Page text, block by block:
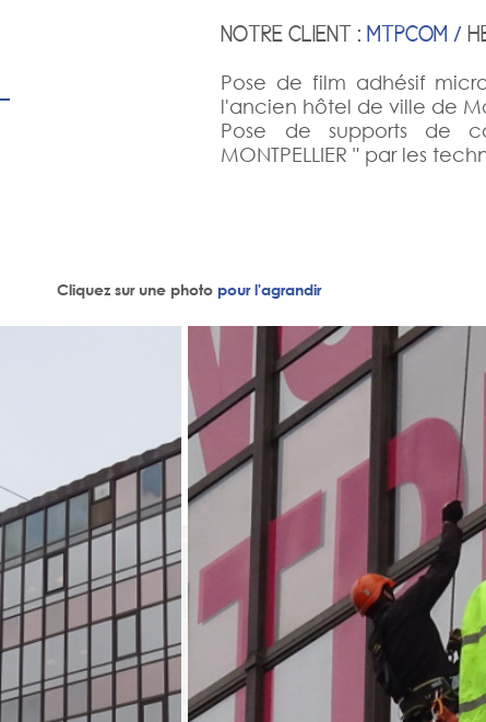
NOTRE CLIENT : MTPCOM /
Pose de film adhésif
l'ancien hôtel de ville de
Pose de supports de
MONTPELLIER " par les
Cliquez sur une photo pour l'agrandir